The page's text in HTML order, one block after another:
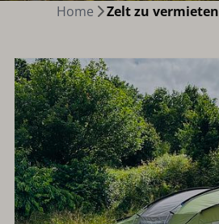
Home Zelt zu vermieten